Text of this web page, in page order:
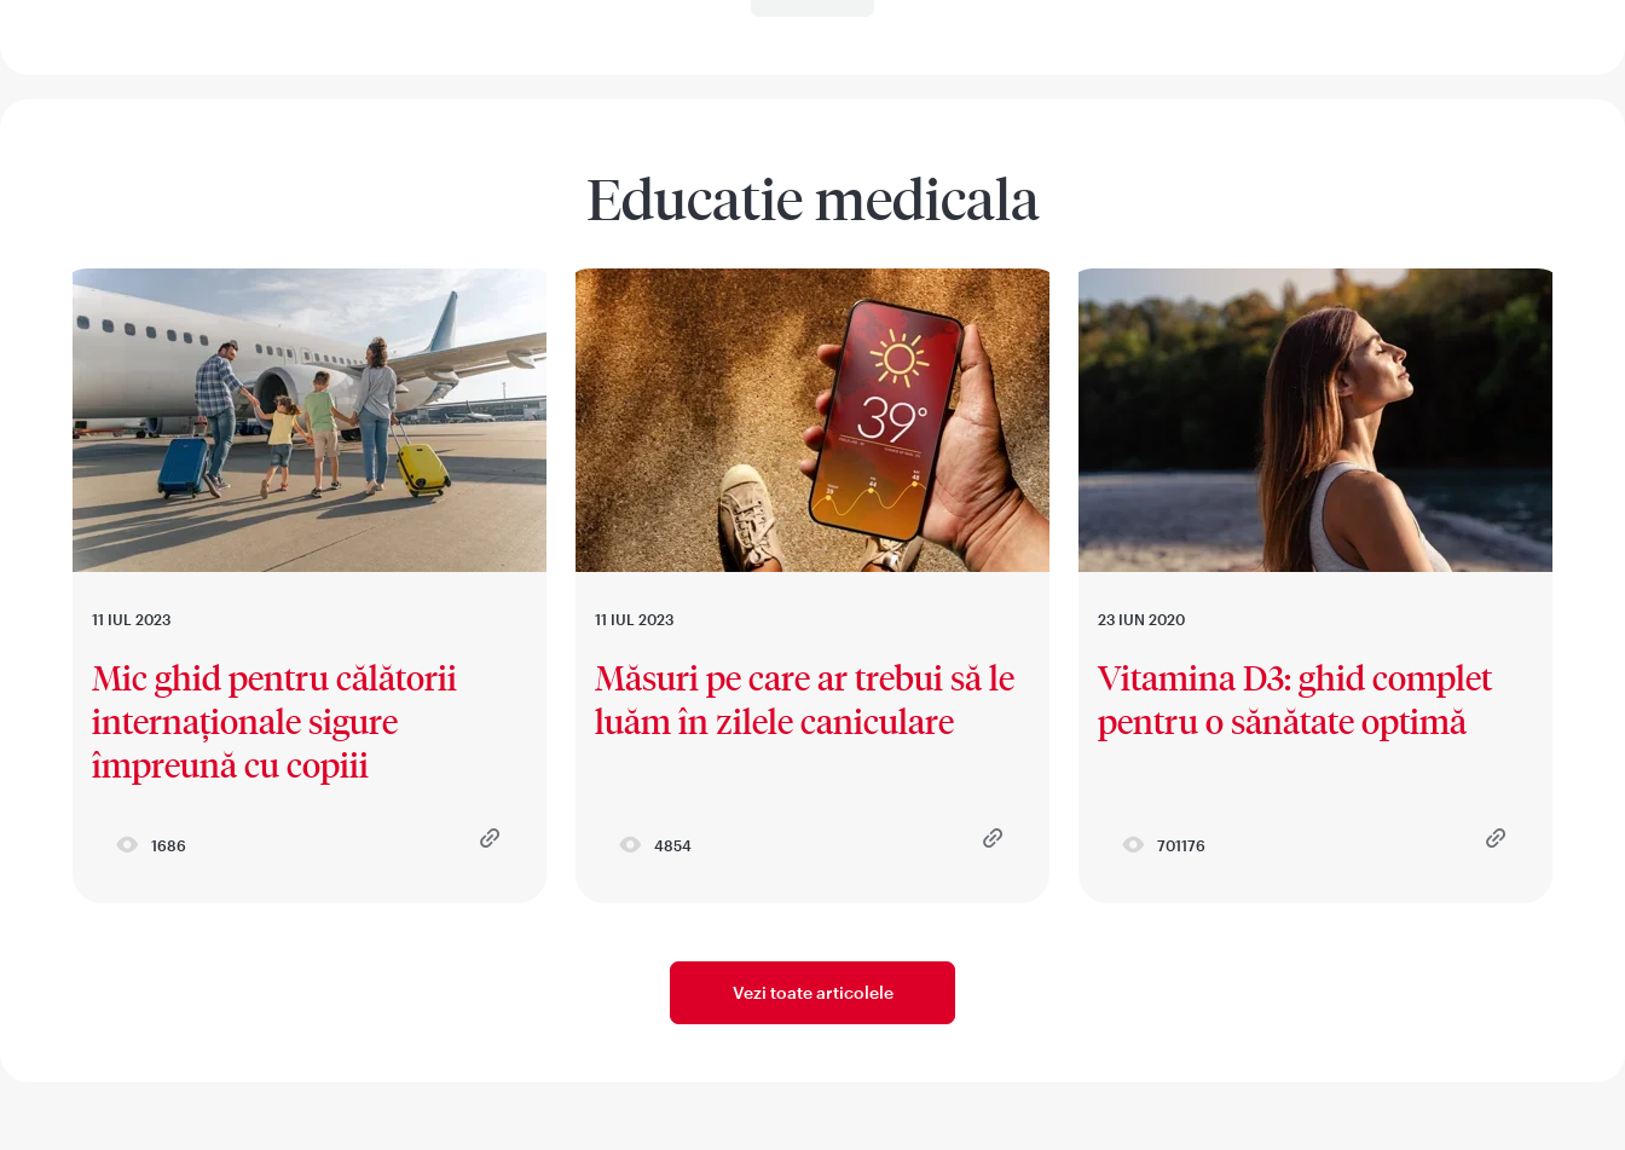
Educatie medicala
11 IUL 2023
Mic ghid pentru călătorii
internaționale sigure
împreună cu copiii
1686
11 IUL 2023
Măsuri pe care ar trebui să le
luăm în zilele caniculare
4854
23 IUN 2020
Vitamina D3: ghid complet
pentru o sănătate optimă
701176
Vezi toate articolele